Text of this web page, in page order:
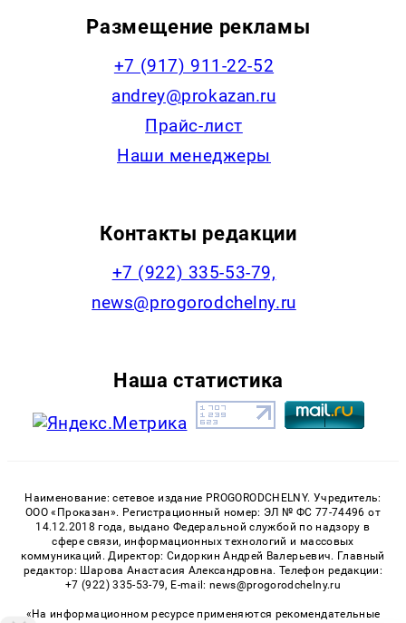
Размещение рекламы
+7 (917) 911-22-52
andrey@prokazan.ru
Прайс-лист
Наши менеджеры
Контакты редакции
+7 (922) 335-53-79,
news@progorodchelny.ru
Наша статистика
Наименование: сетевое издание PROGORODCHELNY. Учредитель:
ООО «Проказан». Регистрационный номер: ЭЛ № ФС 77-74496 от
14.12.2018 года, выдано Федеральной службой по надзору в
сфере связи, информационных технологий и массовых
коммуникаций. Директор: Сидоркин Андрей Валерьевич. Главный
редактор: Шарова Анастасия Александровна. Телефон редакции:
+7 (922) 335-53-79, E-mail: news@progorodchelny.ru
«На информационном ресурсе применяются рекомендательные